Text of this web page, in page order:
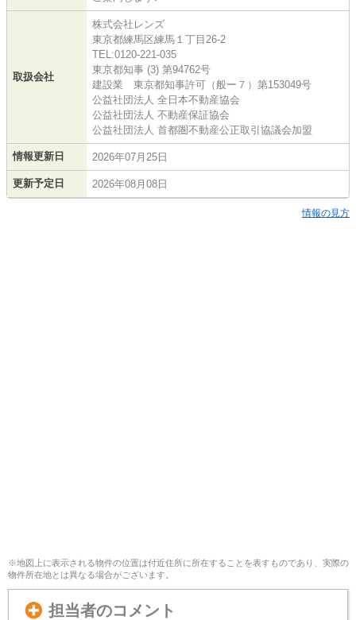
取扱会社
株式会社レンズ
東京都練馬区練馬１丁目26-2
TEL:0120-221-035
東京都知事 (3) 第94762号
建設業 東京都知事許可（般ー７）第153049号
公益社団法人 全日本不動産協会
公益社団法人 不動産保証協会
公益社団法人 首都圏不動産公正取引協議会加盟
情報更新日 2026年07月25日
更新予定日 2026年08月08日
情報の見方
※地図上に表示される物件の位置は付近住所に所在することを表すものであり、実際の
物件所在地とは異なる場合がございます。
担当者のコメント